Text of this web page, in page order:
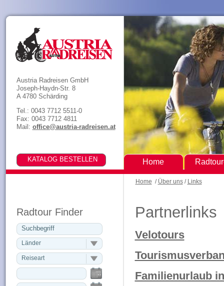
Home / Über uns/ Links
Radtour Finder
Länder
Reiseart
Partnerlinks
Velotours
Familienurlaub
Austria Radreisen GmbH
Joseph-Haydn-Str. 8
A 4780 Schärding
Tel.: 0043 7712 5511-0
Fax: 0043 7712 4811
Mail: office@austria-radreisen.at
Home